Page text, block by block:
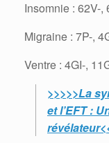
Insomnie : 62V-
Migraine : 7P-,
Ventre : 4GI-,
>>>>>La
et l’EFT :